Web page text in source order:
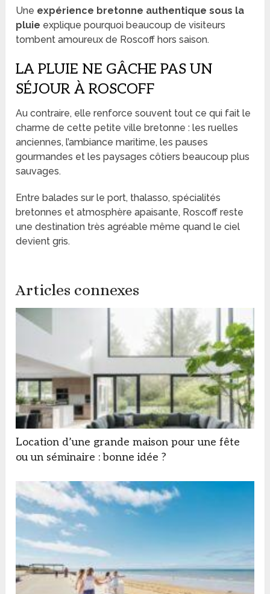
Une expérience bretonne authentique sous la
pluie explique pourquoi beaucoup de visiteurs
tombent amoureux de Roscoff hors saison.
LA PLUIE NE GÂCHE PAS UN
SÉJOUR À ROSCOFF
Au contraire, elle renforce souvent tout ce qui fait le
charme de cette petite ville bretonne : les ruelles
anciennes, l’ambiance maritime, les pauses
gourmandes et les paysages côtiers beaucoup plus
sauvages.
Entre balades sur le port, thalasso, spécialités
bretonnes et atmosphère apaisante, Roscoff reste
une destination très agréable même quand le ciel
devient gris.
Articles connexes
Location d’une grande maison pour une fête
ou un séminaire : bonne idée ?